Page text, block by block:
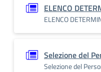
ELENCO
ELENCO
Selezione del
Selezione del